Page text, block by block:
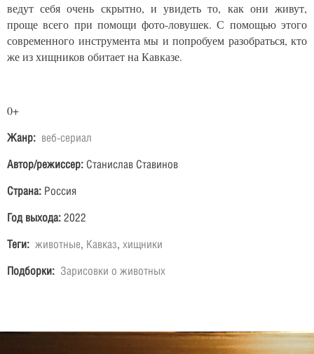
ведут себя очень скрытно, и увидеть то, как они живут,
проще всего при помощи фото-ловушек. С помощью этого
современного инструмента мы и попробуем разобраться, кто
же из хищников обитает на Кавказе.
0+
Жанр: веб-сериал
Автор/режиссер: Станислав Ставинов
Страна: Россия
Год выхода: 2022
Теги: животные, Кавказ, хищники
Подборки: Зарисовки о животных